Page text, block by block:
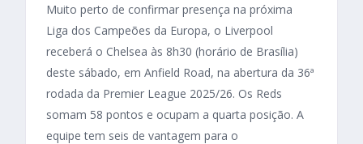
Muito perto de confirmar presença na próxima
Liga dos Campeões da Europa, o Liverpool
receberá o Chelsea às 8h30 (horário de Brasília)
deste sábado, em Anfield Road, na abertura da 36ª
rodada da Premier League 2025/26. Os Reds
somam 58 pontos e ocupam a quarta posição. A
equipe tem seis de vantagem para o